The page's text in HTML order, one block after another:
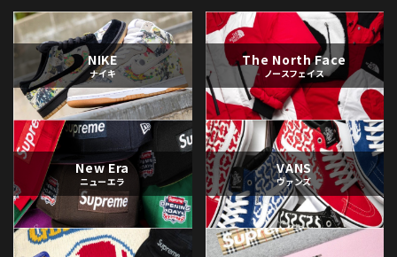
NIKE
ナイキ
The North Face
ノースフェイス
New Era
ニューエラ
VANS
ヴァンズ